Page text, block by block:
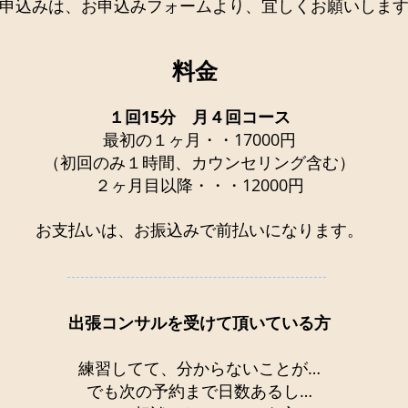
込みは、お申込みフォームより、​宜しくお願いしま
料金
１回15分 月４回コース
最初の１ヶ月・・17000円​
（初回のみ１時間、カウンセリング含む）
２ヶ月目以降・・・12000円
​お支払いは、お振込みで前払いになります。​
出張コンサルを受けて頂いている方
練習してて、分からないことが…
でも次の予約まで日数あるし…